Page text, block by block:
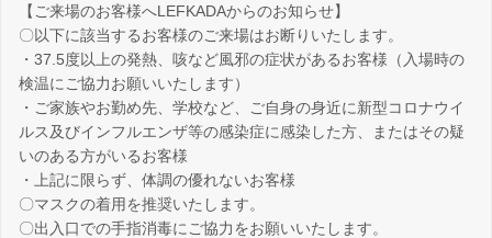
【ご来場のお客様へLEFKADAからのお知らせ】
〇以下に該当するお客様のご来場はお断りいたします。
・37.5度以上の発熱、咳など風邪の症状があるお客様（入場時の
検温にご協力お願いいたします）
・ご家族やお勤め先、学校など、ご自身の身近に新型コロナウイ
ルス及びインフルエンザ等の感染症に感染した方、またはその疑
いのある方がいるお客様
・上記に限らず、体調の優れないお客様
〇マスクの着用を推奨いたします。
〇出入口での手指消毒にご協力をお願いいたします。